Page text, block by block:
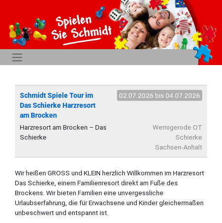
Schmidt Spiele Tour im
Das Schierke Harzresort
am Brocken
02.07.2026 bis 04.07.2026
Harzresort am Brocken – Das
Schierke
Wernigerode OT
Schierke
Sachsen-Anhalt
Wir heißen GROSS und KLEIN herzlich Willkommen im Harzresort
Das Schierke, einem Familienresort direkt am Fuße des
Brockens. Wir bieten Familien eine unvergessliche
Urlaubserfahrung, die für Erwachsene und Kinder gleichermaßen
unbeschwert und entspannt ist.